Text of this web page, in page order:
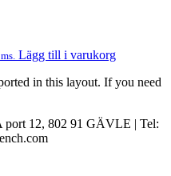
Lägg till i varukorg
in this layout. If you need
port 12, 802 91 GÄVLE | Tel: